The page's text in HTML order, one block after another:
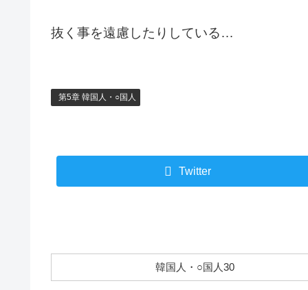
抜く事を遠慮したりしている…
第5章 韓国人・○国人
Twitter
韓国人・○国人30